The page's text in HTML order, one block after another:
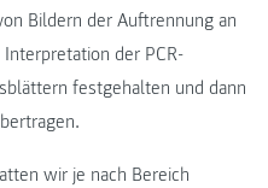
Bildern der Auftrennung an
der PCR-
festgehalten und dann
wir je nach Bereich